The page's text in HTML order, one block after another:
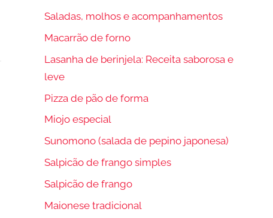
Saladas, molhos e acompanhamentos
Macarrão de forno
Lasanha de berinjela: Receita saborosa e
leve
Pizza de pão de forma
Miojo especial
Sunomono (salada de pepino japonesa)
Salpicão de frango simples
Salpicão de frango
Maionese tradicional